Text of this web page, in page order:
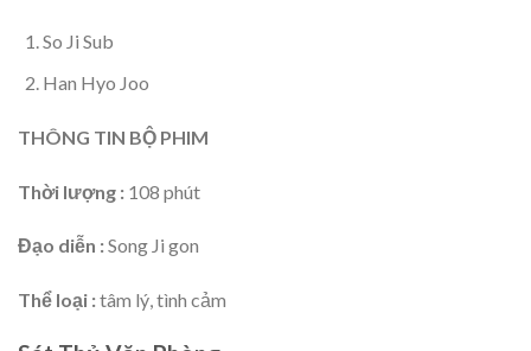
So Ji Sub
Han Hyo Joo
THÔNG TIN BỘ PHIM
Thời lượng : 108 phút
Đạo diễn :Song Ji gon
Thể loại :tâm lý, tình cảm